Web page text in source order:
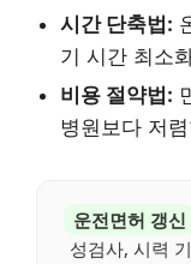
시간 단축법:
기 시간 최소
비용 절약법:
병원보다 저
운전면허 갱신
성검사, 시력